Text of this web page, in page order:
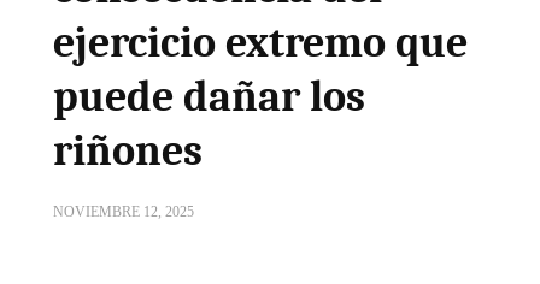
ejercicio extremo que
puede dañar los
riñones
NOVIEMBRE 12, 2025